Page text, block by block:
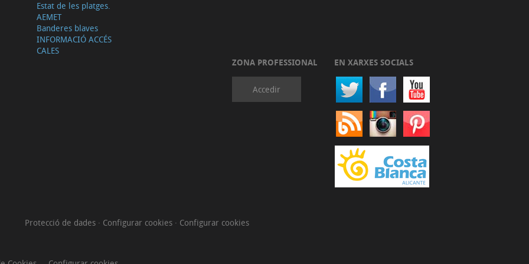
Estat de les platges.
AEMET
Banderes blaves
INFORMACIÓ ACCÉS
CALES
ZONA PROFESSIONAL
Accedir
EN XARXES SOCIALS
Protecció de dades · Configurar cookies · Configurar cookies